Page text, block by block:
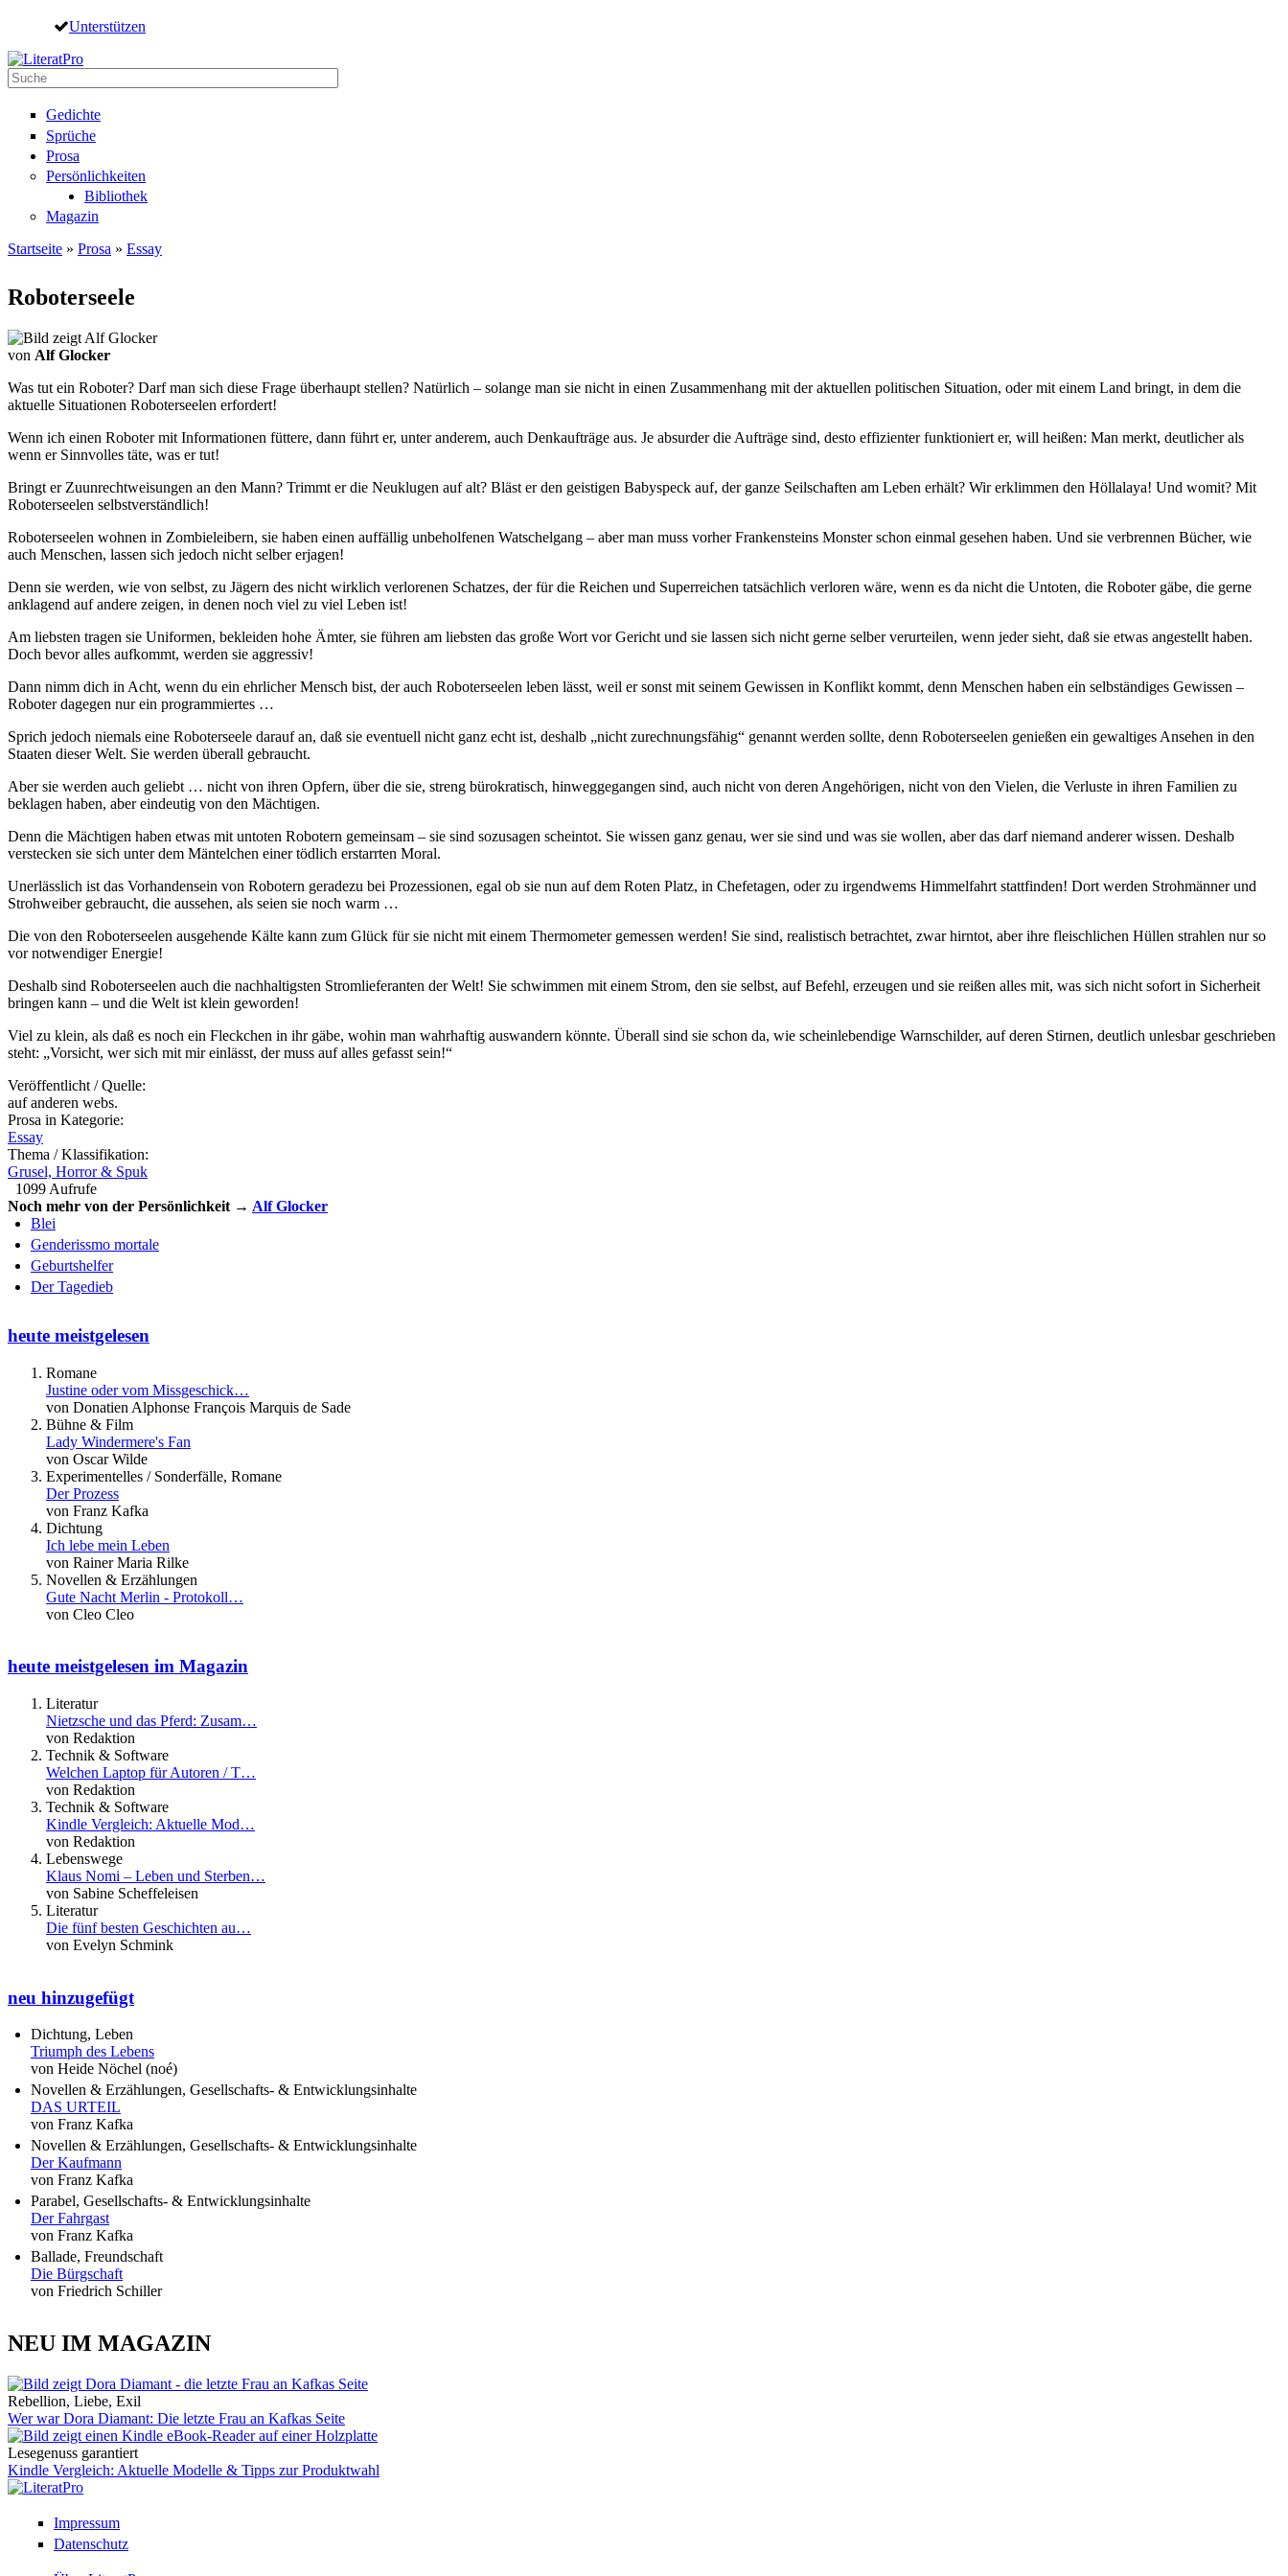
Direkt zum Inhalt
Unterstützen
Suche
Gedichte
Sprüche
Prosa
Persönlichkeiten
Bibliothek
Magazin
Startseite » Prosa » Essay
Roboterseele
von Alf Glocker
Was tut ein Roboter? Darf man sich diese Frage überhaupt stellen? Natürlich – solange man sie nicht in einen Zusammenhang mit der aktuellen politischen Situation, oder mit einem Land bringt, in dem die
aktuelle Situationen Roboterseelen erfordert!
Wenn ich einen Roboter mit Informationen füttere, dann führt er, unter anderem, auch Denkaufträge aus. Je absurder die Aufträge sind, desto effizienter funktioniert er, will heißen: Man merkt, deutlicher als
wenn er Sinnvolles täte, was er tut!
Bringt er Zuunrechtweisungen an den Mann? Trimmt er die Neuklugen auf alt? Bläst er den geistigen Babyspeck auf, der ganze Seilschaften am Leben erhält? Wir erklimmen den Höllalaya! Und womit? Mit
Roboterseelen selbstverständlich!
Roboterseelen wohnen in Zombieleibern, sie haben einen auffällig unbeholfenen Watschelgang – aber man muss vorher Frankensteins Monster schon einmal gesehen haben. Und sie verbrennen Bücher, wie
auch Menschen, lassen sich jedoch nicht selber erjagen!
Denn sie werden, wie von selbst, zu Jägern des nicht wirklich verlorenen Schatzes, der für die Reichen und Superreichen tatsächlich verloren wäre, wenn es da nicht die Untoten, die Roboter gäbe, die gerne
anklagend auf andere zeigen, in denen noch viel zu viel Leben ist!
Am liebsten tragen sie Uniformen, bekleiden hohe Ämter, sie führen am liebsten das große Wort vor Gericht und sie lassen sich nicht gerne selber verurteilen, wenn jeder sieht, daß sie etwas angestellt haben.
Doch bevor alles aufkommt, werden sie aggressiv!
Dann nimm dich in Acht, wenn du ein ehrlicher Mensch bist, der auch Roboterseelen leben lässt, weil er sonst mit seinem Gewissen in Konflikt kommt, denn Menschen haben ein selbständiges Gewissen –
Roboter dagegen nur ein programmiertes …
Sprich jedoch niemals eine Roboterseele darauf an, daß sie eventuell nicht ganz echt ist, deshalb „nicht zurechnungsfähig“ genannt werden sollte, denn Roboterseelen genießen ein gewaltiges Ansehen in den
Staaten dieser Welt. Sie werden überall gebraucht.
Aber sie werden auch geliebt … nicht von ihren Opfern, über die sie, streng bürokratisch, hinweggegangen sind, auch nicht von deren Angehörigen, nicht von den Vielen, die Verluste in ihren Familien zu
beklagen haben, aber eindeutig von den Mächtigen.
Denn die Mächtigen haben etwas mit untoten Robotern gemeinsam – sie sind sozusagen scheintot. Sie wissen ganz genau, wer sie sind und was sie wollen, aber das darf niemand anderer wissen. Deshalb
verstecken sie sich unter dem Mäntelchen einer tödlich erstarrten Moral.
Unerlässlich ist das Vorhandensein von Robotern geradezu bei Prozessionen, egal ob sie nun auf dem Roten Platz, in Chefetagen, oder zu irgendwems Himmelfahrt stattfinden! Dort werden Strohmänner und
Strohweiber gebraucht, die aussehen, als seien sie noch warm …
Die von den Roboterseelen ausgehende Kälte kann zum Glück für sie nicht mit einem Thermometer gemessen werden! Sie sind, realistisch betrachtet, zwar hirntot, aber ihre fleischlichen Hüllen strahlen nur so
vor notwendiger Energie!
Deshalb sind Roboterseelen auch die nachhaltigsten Stromlieferanten der Welt! Sie schwimmen mit einem Strom, den sie selbst, auf Befehl, erzeugen und sie reißen alles mit, was sich nicht sofort in Sicherheit
bringen kann – und die Welt ist klein geworden!
Viel zu klein, als daß es noch ein Fleckchen in ihr gäbe, wohin man wahrhaftig auswandern könnte. Überall sind sie schon da, wie scheinlebendige Warnschilder, auf deren Stirnen, deutlich unlesbar geschrieben
steht: „Vorsicht, wer sich mit mir einlässt, der muss auf alles gefasst sein!“
Veröffentlicht / Quelle:
auf anderen webs.
Prosa in Kategorie:
Essay
Thema / Klassifikation:
Grusel, Horror & Spuk
1099 Aufrufe
Noch mehr von der Persönlichkeit → Alf Glocker
Blei
Genderissmo mortale
Geburtshelfer
Der Tagedieb
heute meistgelesen
Romane
Justine oder vom Missgeschick…
von Donatien Alphonse François Marquis de Sade
Bühne & Film
Lady Windermere's Fan
von Oscar Wilde
Experimentelles / Sonderfälle, Romane
Der Prozess
von Franz Kafka
Dichtung
Ich lebe mein Leben
von Rainer Maria Rilke
Novellen & Erzählungen
Gute Nacht Merlin - Protokoll…
von Cleo Cleo
heute meistgelesen im Magazin
Literatur
Nietzsche und das Pferd: Zusam…
von Redaktion
Technik & Software
Welchen Laptop für Autoren / T…
von Redaktion
Technik & Software
Kindle Vergleich: Aktuelle Mod…
von Redaktion
Lebenswege
Klaus Nomi – Leben und Sterben…
von Sabine Scheffeleisen
Literatur
Die fünf besten Geschichten au…
von Evelyn Schmink
neu hinzugefügt
Dichtung, Leben
Triumph des Lebens
von Heide Nöchel (noé)
Novellen & Erzählungen, Gesellschafts- & Entwicklungsinhalte
DAS URTEIL
von Franz Kafka
Novellen & Erzählungen, Gesellschafts- & Entwicklungsinhalte
Der Kaufmann
von Franz Kafka
Parabel, Gesellschafts- & Entwicklungsinhalte
Der Fahrgast
von Franz Kafka
Ballade, Freundschaft
Die Bürgschaft
von Friedrich Schiller
NEU IM MAGAZIN
Rebellion, Liebe, Exil
Wer war Dora Diamant: Die letzte Frau an Kafkas Seite
Lesegenuss garantiert
Kindle Vergleich: Aktuelle Modelle & Tipps zur Produktwahl
Impressum
Datenschutz